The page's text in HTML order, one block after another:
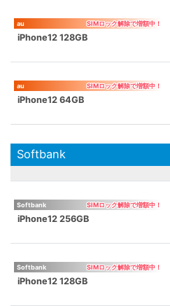
au
iPhone12 128GB
au
iPhone12 64GB
Softbank
Softbank
iPhone12 256GB
Softbank
iPhone12 128GB